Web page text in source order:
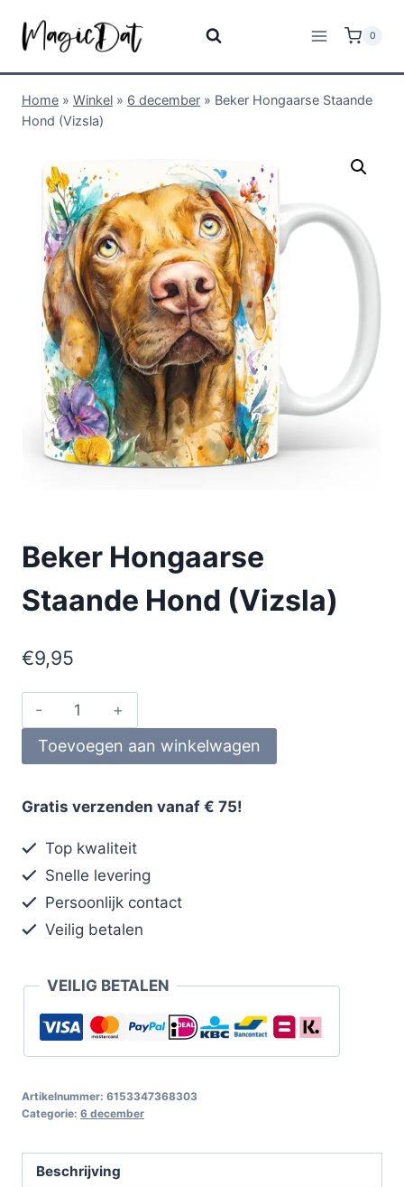
0
Home » Winkel » 6 december » Beker Hongaarse Staande
Hond (Vizsla)
Beker Hongaarse
Staande Hond (Vizsla)
€9,95
Toevoegen aan winkelwagen
Gratis verzenden vanaf € 75!
Top kwaliteit
Snelle levering
Persoonlijk contact
Veilig betalen
VEILIG BETALEN
Artikelnummer: 6153347368303
Categorie: 6 december
Beschrijving